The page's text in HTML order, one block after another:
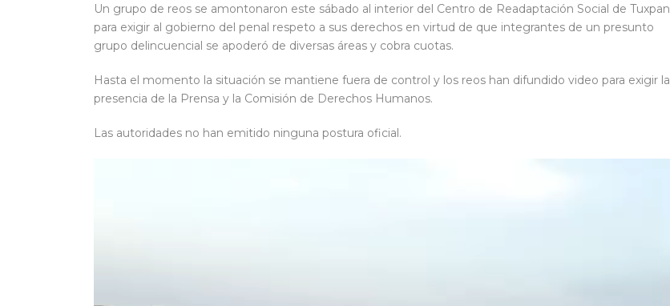
Un grupo de reos se amontonaron este sábado al interior del Centro de Readaptación Social de Tuxpan
para exigir al gobierno del penal respeto a sus derechos en virtud de que integrantes de un presunto
grupo delincuencial se apoderó de diversas áreas y cobra cuotas.
Hasta el momento la situación se mantiene fuera de control y los reos han difundido video para exigir la
presencia de la Prensa y la Comisión de Derechos Humanos.
Las autoridades no han emitido ninguna postura oficial.